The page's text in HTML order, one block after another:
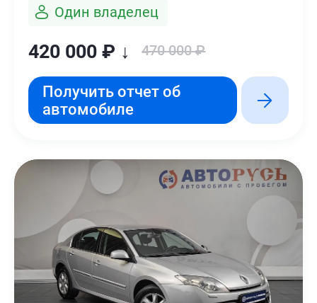
Один владелец
420 000 ₽ ↓ 470 000 ₽
Получить отчет об
автомобиле